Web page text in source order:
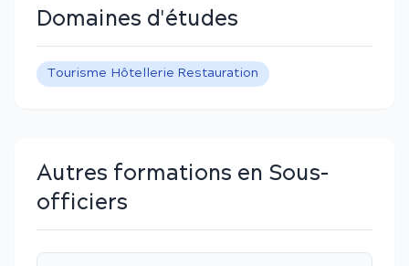
Domaines d'études
Tourisme Hôtellerie Restauration
Autres formations en Sous-
officiers